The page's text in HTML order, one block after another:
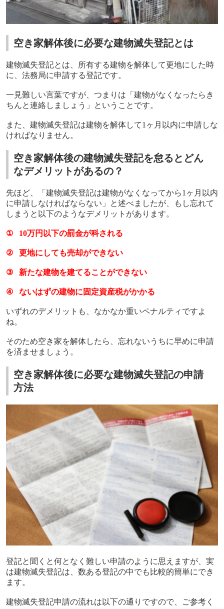
空き家解体後に必要な建物滅失登記とは
建物滅失登記とは、所有する建物を解体して更地にした時
に、法務局に申請する登記です。
一見難しい言葉ですが、つまりは「建物がなくなったらき
ちんと連絡しましょう」ということです。
また、建物滅失登記は建物を解体して1 ヶ月以内に申請しな
ければなりません。
空き家解体後の建物滅失登記を怠るとどん
なデメリットがあるの？
先ほど、「建物滅失登記は建物がなくなってから1 ヶ月以内
に申請しなければならない」と述べましたが、もし忘れて
しまうと以下のようなデメリットがあります。
① 10万円以下の罰金が科される
② 更地にしても売却ができない
③ 新たな建物を建てることができない
④ ないはずの建物に固定資産税がかかる
いずれのデメリットも、なかなか重いペナルティですよ
ね。
そのため空き家を解体したら、忘れないうちに早めに申請
を済ませましょう。
空き家解体後に必要な建物滅失登記の申請
方法
登記と聞くと何となく難しい申請のように思えますが、実
は建物滅失登記は、数ある登記の中でも比較的簡単にでき
ます。
建物滅失登記申請の流れは以下の通りですので、ご参考く